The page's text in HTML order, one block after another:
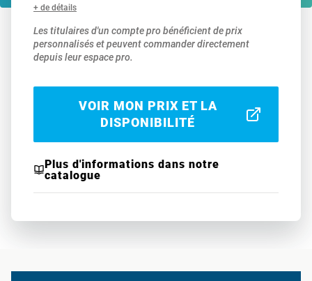
+ de détails
Les titulaires d'un compte pro bénéficient de prix
personnalisés et peuvent commander directement
depuis leur espace pro.
VOIR MON PRIX ET LA
DISPONIBILITÉ
Plus d'informations dans notre
catalogue